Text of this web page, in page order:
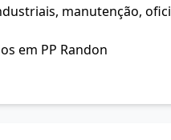
manutenção,
em PP Randon